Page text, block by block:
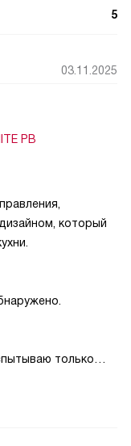
5
03.11.2025
PB
который
только